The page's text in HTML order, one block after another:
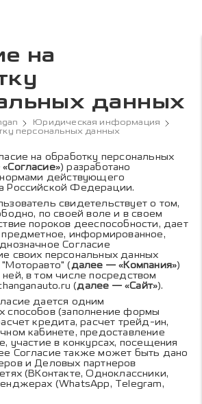
на
данных
Юридическая информация
персональных данных
согласия
на обработку персональных
) разработано
нормами действующего
Российской Федерации.
свидетельствует о том,
по своей воле и в своем
пороков дееспособности, дает
предметное, информированное,
Согласие
своих персональных данных
(далее — «Компания»)
в том числе посредством
(далее — «Сайт»).
дается одним
способов (заполнение формы
кредита, расчет трейд-ин,
кабинете, предоставление
участие в конкурсах, посещения
Согласие также может быть дано
и Деловых партнеров
(ВКонтакте, Одноклассники,
(WhatsApp, Telegram,